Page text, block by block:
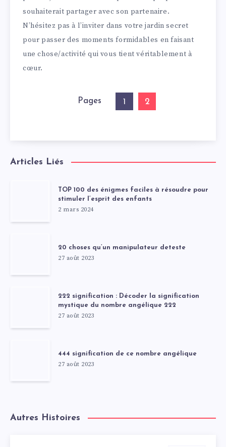
souhaiterait partager avec son partenaire.
N’hésitez pas à l’inviter dans votre jardin secret
pour passer des moments formidables en faisant
une chose/activité qui vous tient véritablement à
cœur.
Pages 1 2
Articles Liés
TOP 100 des énigmes faciles à résoudre pour
stimuler l’esprit des enfants
2 mars 2024
20 choses qu’un manipulateur deteste
27 août 2023
222 signification : Décoder la signification
mystique du nombre angélique 222
27 août 2023
444 signification de ce nombre angélique
27 août 2023
Autres Histoires